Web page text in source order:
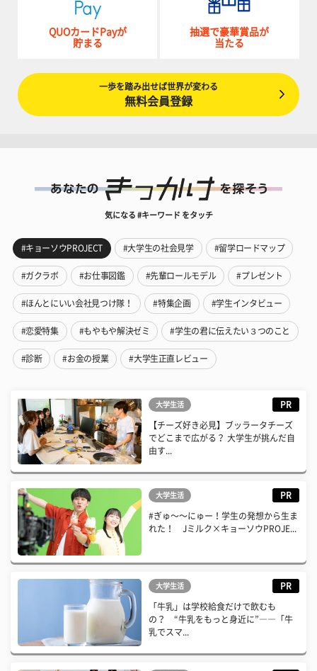
QUOカードPayが
貯まる
抽選で豪華賞品が
当たる
一歩を踏み出せば世界が変わる
無料会員登録
気になる #キーワード をタッチ
#キョーソウPROJECT #大学生の社会見学 #留学ロードマップ
#ガクラボ #お仕事図鑑 #先輩ロールモデル #プレゼント
#ほんとにいい会社見つけ隊！ #特集企画 #学生インタビュー
#恋愛特集 #もやもや解決ゼミ #学生の君に伝えたい３つのこと
#診断 #お金の授業 #大学生正直レビュー
大学生活 PR
【チーズ好き必見】ブッラータチーズ
でどこまで広がる？ 大学生が挑んだ自
由す...
大学生活 PR
#ぎゅ〜〜にゅー！学生の発想から生ま
れた！ Jミルク×キョーソウPROJE...
大学生活 PR
「牛乳」は学校給食だけで飲むも
の？ “牛乳をもっと身近に”――「牛
乳でスマ...